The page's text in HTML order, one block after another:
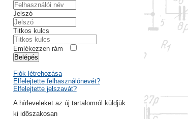
Jelszó
Titkos kulcs
Emlékezzen rám
Belépés
Fiók létrehozása
Elfelejtette felhasználónevét?
Elfelejtette jelszavát?
A hírleveleket az új tartalomról küldjük
ki időszakosan